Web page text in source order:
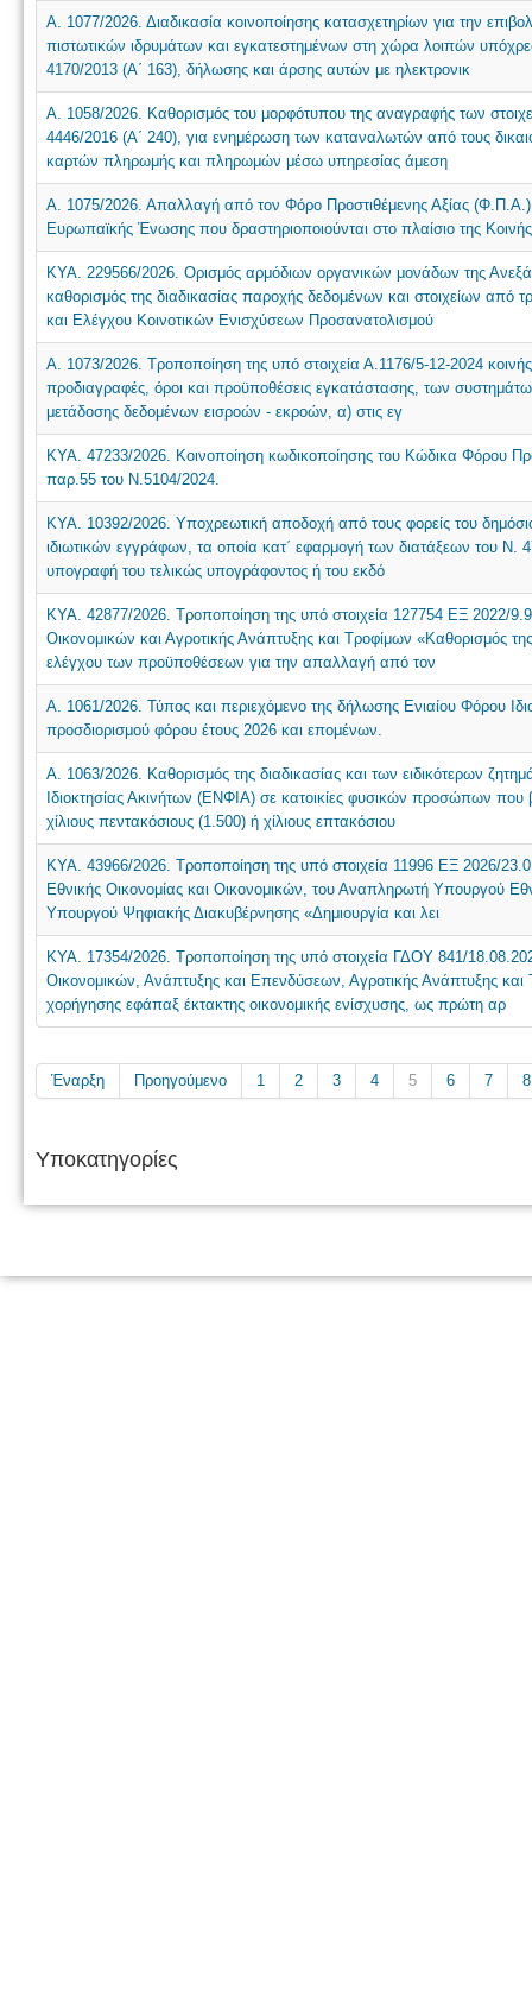
Α. 1077/2026. Διαδικασία κοινοποίησης κατασχετηρίων για την
πιστωτικών ιδρυμάτων και εγκατεστημένων στη χώρα λοιπών
4170/2013 (Α΄ 163), δήλωσης και άρσης αυτών με ηλεκτρονικ
Α. 1058/2026. Καθορισμός του μορφότυπου της αναγραφής των
4446/2016 (Α΄ 240), για ενημέρωση των καταναλωτών από τους
καρτών πληρωμής και πληρωμών μέσω υπηρεσίας άμεση
Α. 1075/2026. Απαλλαγή από τον Φόρο Προστιθέμενης Αξίας
Ευρωπαϊκής Ένωσης που δραστηριοποιούνται στο πλαίσιο της
ΚΥΑ. 229566/2026. Ορισμός αρμόδιων οργανικών μονάδων της
καθορισμός της διαδικασίας παροχής δεδομένων και στοιχείων
και Ελέγχου Κοινοτικών Ενισχύσεων Προσανατολισμού
Α. 1073/2026. Τροποποίηση της υπό στοιχεία Α.1176/5-12-2024
προδιαγραφές, όροι και προϋποθέσεις εγκατάστασης, των
μετάδοσης δεδομένων εισροών - εκροών, α) στις εγ
ΚΥΑ. 47233/2026. Κοινοποίηση κωδικοποίησης του Κώδικα Φόρου
παρ.55 του Ν.5104/2024.
ΚΥΑ. 10392/2026. Υποχρεωτική αποδοχή από τους φορείς του
ιδιωτικών εγγράφων, τα οποία κατ΄ εφαρμογή των διατάξεων του Ν.
υπογραφή του τελικώς υπογράφοντος ή του εκδό
ΚΥΑ. 42877/2026. Τροποποίηση της υπό στοιχεία 127754 ΕΞ 2022/
Οικονομικών και Αγροτικής Ανάπτυξης και Τροφίμων «Καθορισμός
ελέγχου των προϋποθέσεων για την απαλλαγή από τον
Α. 1061/2026. Τύπος και περιεχόμενο της δήλωσης Ενιαίου Φόρου
προσδιορισμού φόρου έτους 2026 και επομένων.
Α. 1063/2026. Καθορισμός της διαδικασίας και των ειδικότερων
Ιδιοκτησίας Ακινήτων (ΕΝΦΙΑ) σε κατοικίες φυσικών προσώπων που
χίλιους πεντακόσιους (1.500) ή χίλιους επτακόσιου
ΚΥΑ. 43966/2026. Τροποποίηση της υπό στοιχεία 11996 ΕΞ 2026/
Εθνικής Οικονομίας και Οικονομικών, του Αναπληρωτή Υπουργού
Υπουργού Ψηφιακής Διακυβέρνησης «Δημιουργία και λει
ΚΥΑ. 17354/2026. Τροποποίηση της υπό στοιχεία ΓΔΟΥ 841/
Οικονομικών, Ανάπτυξης και Επενδύσεων, Αγροτικής Ανάπτυξης και
χορήγησης εφάπαξ έκτακτης οικονομικής ενίσχυσης, ως πρώτη αρ
Έναρξη Προηγούμενο 1 2 3 4 5 6 7 8
Υποκατηγορίες